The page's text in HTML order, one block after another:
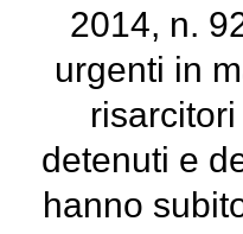
2014, n.
urgenti in
detenuti e
hanno